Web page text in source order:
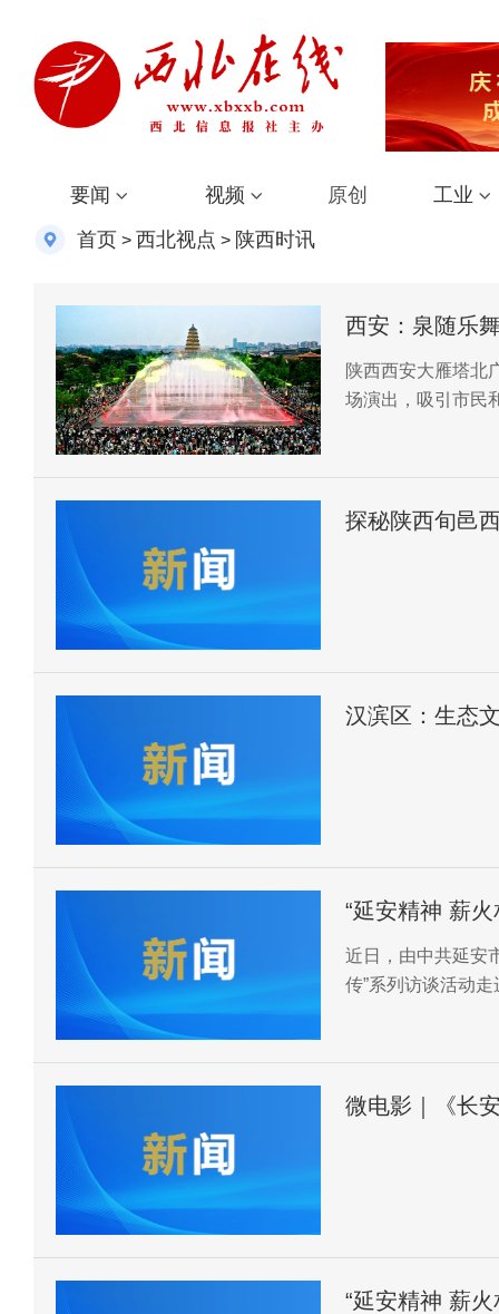
要闻 视频 原创 工业
首页 > 西北视点 > 陕西时讯
西安：泉随乐
陕西西安大雁塔北
场演出，吸引市民
探秘陕西旬邑
汉滨区：生态
“延安精神 薪
近日，由中共延安
传”系列访谈活动
微电影｜《长
“延安精神 薪